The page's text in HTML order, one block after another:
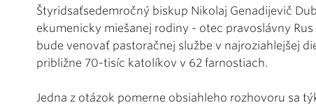
Štyridsaťsedemročný biskup Nikolaj Genadijevič
ekumenicky miešanej rodiny - otec pravoslávny
bude venovať pastoračnej službe v najroziahlejšej
približne 70-tisíc katolíkov v 62 farnostiach.
Jedna z otázok pomerne obsiahleho rozhovoru sa